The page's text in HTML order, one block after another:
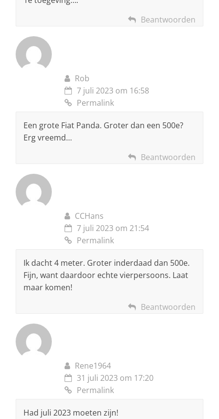
Beantwoorden
Rob
7 juli 2023 om 16:58
Permalink
Een grote Fiat Panda. Groter dan een 500e?
Erg vreemd…
Beantwoorden
CCHans
7 juli 2023 om 21:54
Permalink
Ik dacht 4 meter. Groter inderdaad dan 500e.
Fijn, want daardoor echte vierpersoons. Laat
maar komen!
Beantwoorden
Rene1964
31 juli 2023 om 17:20
Permalink
Had juli 2023 moeten zijn!